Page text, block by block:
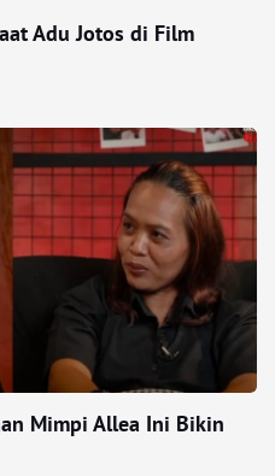
Adu Jotos di Film
Mimpi Allea Ini Bikin